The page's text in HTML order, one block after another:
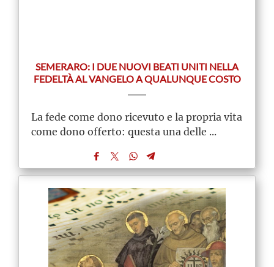
SEMERARO: I DUE NUOVI BEATI UNITI NELLA
FEDELTÀ AL VANGELO A QUALUNQUE COSTO
La fede come dono ricevuto e la propria vita
come dono offerto: questa una delle ...